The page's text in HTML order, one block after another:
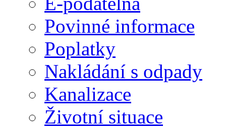
Povinné informace
Poplatky
Nakládání s odpady
Kanalizace
Životní situace